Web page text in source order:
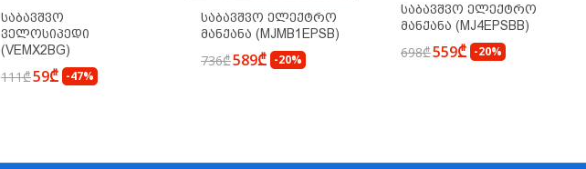
Საბავშვო
Ველოსიპედი
(VEMX2BG)
111₾59₾ -47%
Საბავშვო Ელექტრო
Მანქანა (MJMB1EPSB)
736₾589₾ -20%
Საბავშვო Ელექტრო
Მანქანა (MJ4EPSBB)
698₾559₾ -20%